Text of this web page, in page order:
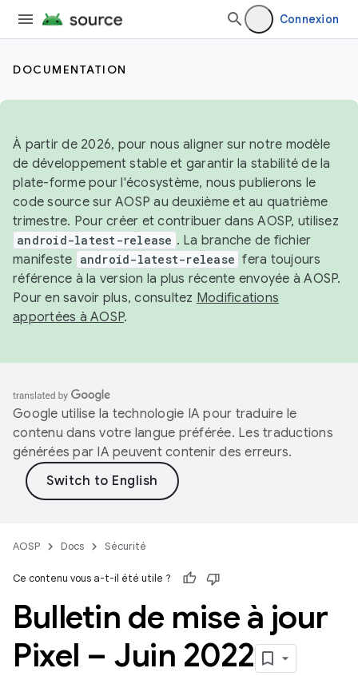
Connexion
DOCUMENTATION
À partir de 2026, pour nous aligner sur notre modèle
de développement stable et garantir la stabilité de la
plate-forme pour l'écosystème, nous publierons le
code source sur AOSP au deuxième et au quatrième
trimestre. Pour créer et contribuer dans AOSP, utilisez
android-latest-release . La branche de fichier
manifeste android-latest-release fera toujours
référence à la version la plus récente envoyée à AOSP.
Pour en savoir plus, consultez Modifications
apportées à AOSP.
Google utilise la technologie IA pour traduire le
contenu dans votre langue préférée. Les traductions
générées par IA peuvent contenir des erreurs.
AOSP Docs Sécurité
Ce contenu vous a-t-il été utile ?
Bulletin de mise à jour
Pixel – Juin 2022